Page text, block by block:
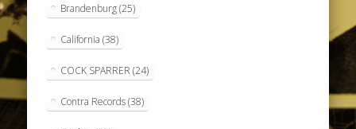
Brandenburg(25)
California (38)
COCK SPARRER (24)
Contra Records(38)